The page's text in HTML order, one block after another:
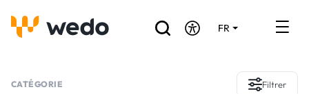
FR
CATÉGORIE Filtrer